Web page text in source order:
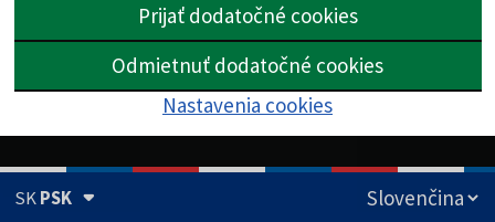
Prijať dodatočné cookies
Odmietnuť dodatočné cookies
Nastavenia cookies
SKPSK